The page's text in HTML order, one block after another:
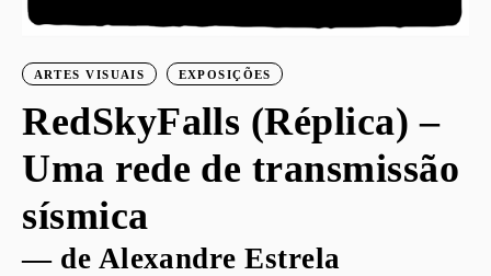
ARTES VISUAIS EXPOSIÇÕES
RedSkyFalls (Réplica) –
Uma rede de transmissão
sísmica
— de Alexandre Estrela